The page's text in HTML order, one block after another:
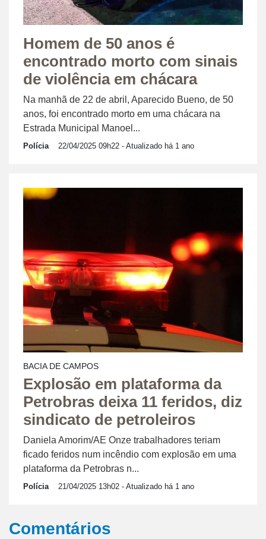
Homem de 50 anos é
encontrado morto com sinais
de violência em chácara
Na manhã de 22 de abril, Aparecido Bueno, de 50
anos, foi encontrado morto em uma chácara na
Estrada Municipal Manoel...
Polícia 22/04/2025 09h22 - Atualizado há 1 ano
BACIA DE CAMPOS
Explosão em plataforma da
Petrobras deixa 11 feridos, diz
sindicato de petroleiros
Daniela Amorim/AE Onze trabalhadores teriam
ficado feridos num incêndio com explosão em uma
plataforma da Petrobras n...
Polícia 21/04/2025 13h02 - Atualizado há 1 ano
Comentários